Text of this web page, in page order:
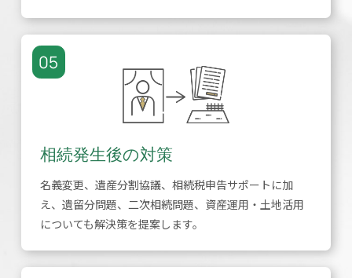
05
相続発生後の対策
名義変更、遺産分割協議、相続税申告サポートに加
え、遺留分問題、二次相続問題、資産運用・土地活用
についても解決策を提案します。